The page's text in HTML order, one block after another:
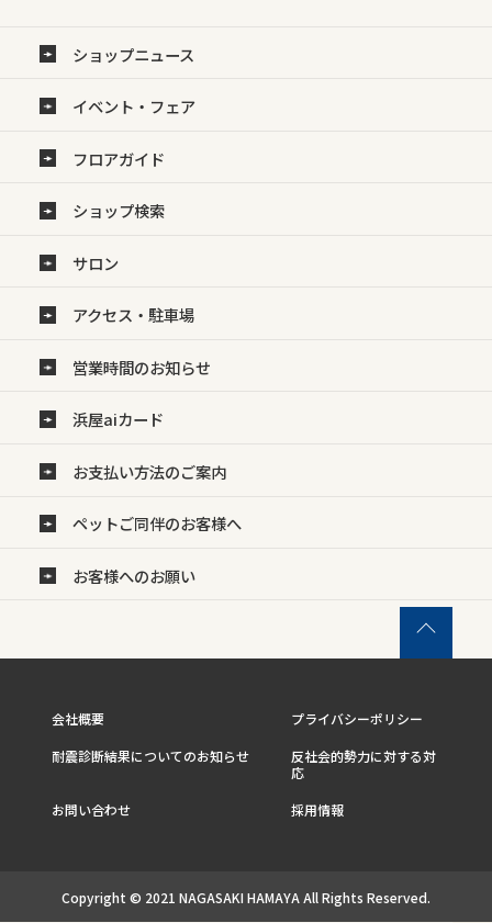
ショップニュース
イベント・フェア
フロアガイド
ショップ検索
サロン
アクセス・駐車場
営業時間のお知らせ
浜屋aiカード
お支払い方法のご案内
ペットご同伴のお客様へ
お客様へのお願い
会社概要
プライバシーポリシー
耐震診断結果についてのお知らせ
反社会的勢力に対する対
応
お問い合わせ
採用情報
Copyright © 2021 NAGASAKI HAMAYA All Rights Reserved.